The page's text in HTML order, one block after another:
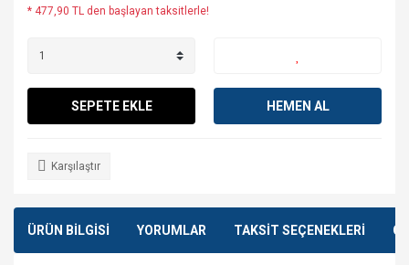
* 477,90 TL den başlayan taksitlerle!
SEPETE EKLE HEMEN AL
Karşılaştır
ÜRÜN BİLGİSİ YORUMLAR TAKSİT SEÇENEKLERİ